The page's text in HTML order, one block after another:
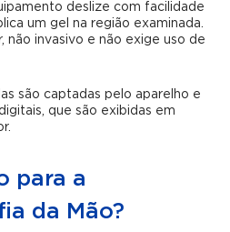
deslize com facilidade
um gel na região examinada.
não invasivo e não exige uso de
são captadas pelo aparelho e
que são exibidas em
para a
da Mão?